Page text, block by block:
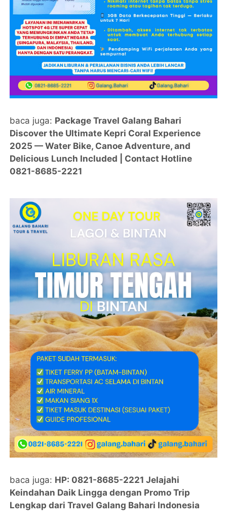
baca juga: Package Travel Galang Bahari
Discover the Ultimate Kepri Coral Experience
2025 — Water Bike, Canoe Adventure, and
Delicious Lunch Included | Contact Hotline
0821-8685-2221
baca juga: HP: 0821-8685-2221 Jelajahi
Keindahan Daik Lingga dengan Promo Trip
Lengkap dari Travel Galang Bahari Indonesia